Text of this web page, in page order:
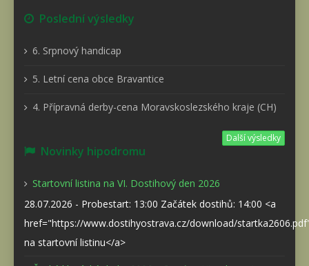
Poslední výsledky
6. Srpnový handicap
5. Letní cena obce Bravantice
4. Přípravná derby-cena Moravskoslezského kraje (CH)
Další výsledky
Novinky hipodromu
Startovní listina na VI. Dostihový den 2026
28.07.2026 - Probestart: 13:00 Začátek dostihů: 14:00 <a
href="https://www.dostihyostrava.cz/download/
na startovní listinu</a>